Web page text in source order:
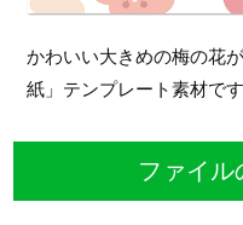
かわいい大きめの梅の花
紙」テンプレート素材です
ファイル